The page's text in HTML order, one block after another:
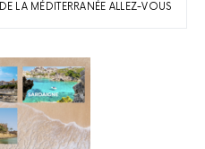
LA MÉDITERRANÉE ALLEZ-VOUS